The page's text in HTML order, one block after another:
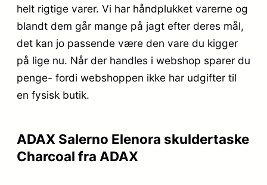
helt rigtige varer. Vi har håndplukket varerne og
blandt dem går mange på jagt efter deres mål,
det kan jo passende være den vare du kigger
på lige nu. Når der handles i webshop sparer du
penge- fordi webshoppen ikke har udgifter til
en fysisk butik.
ADAX Salerno Elenora skuldertaske
Charcoal fra ADAX